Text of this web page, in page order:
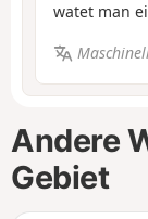
watet man
Andere
Gebiet